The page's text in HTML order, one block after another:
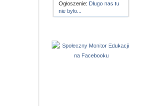
Ogłoszenie: Długo nas tu
nie było...